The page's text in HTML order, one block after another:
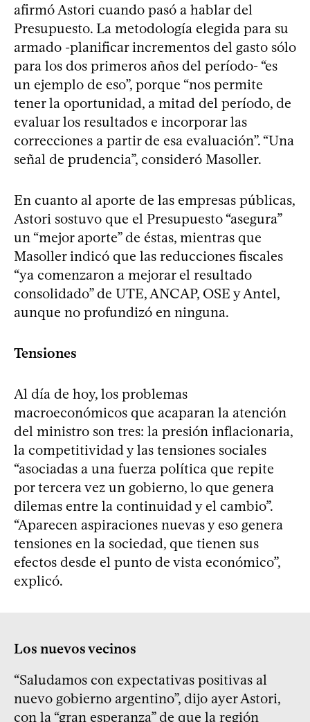
afirmó Astori cuando pasó a hablar del
Presupuesto. La metodología elegida para su
armado -planificar incrementos del gasto sólo
para los dos primeros años del período- “es
un ejemplo de eso”, porque “nos permite
tener la oportunidad, a mitad del período, de
evaluar los resultados e incorporar las
correcciones a partir de esa evaluación”. “Una
señal de prudencia”, consideró Masoller.
En cuanto al aporte de las empresas públicas,
Astori sostuvo que el Presupuesto “asegura”
un “mejor aporte” de éstas, mientras que
Masoller indicó que las reducciones fiscales
“ya comenzaron a mejorar el resultado
consolidado” de UTE, ANCAP, OSE y Antel,
aunque no profundizó en ninguna.
Tensiones
Al día de hoy, los problemas
macroeconómicos que acaparan la atención
del ministro son tres: la presión inflacionaria,
la competitividad y las tensiones sociales
“asociadas a una fuerza política que repite
por tercera vez un gobierno, lo que genera
dilemas entre la continuidad y el cambio”.
“Aparecen aspiraciones nuevas y eso genera
tensiones en la sociedad, que tienen sus
efectos desde el punto de vista económico”,
explicó.
Los nuevos vecinos
“Saludamos con expectativas positivas al
nuevo gobierno argentino”, dijo ayer Astori,
con la “gran esperanza” de que la región